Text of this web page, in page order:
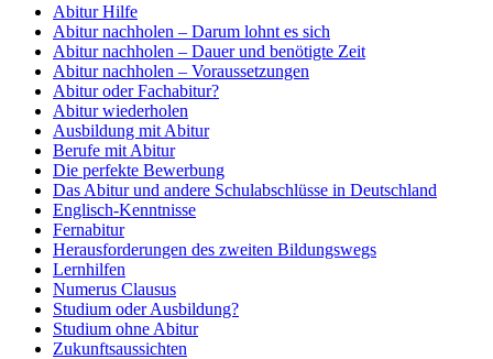
Abitur Hilfe
Abitur nachholen – Darum lohnt es sich
Abitur nachholen – Dauer und benötigte Zeit
Abitur nachholen – Voraussetzungen
Abitur oder Fachabitur?
Abitur wiederholen
Ausbildung mit Abitur
Berufe mit Abitur
Die perfekte Bewerbung
Das Abitur und andere Schulabschlüsse in Deutschland
Englisch-Kenntnisse
Fernabitur
Herausforderungen des zweiten Bildungswegs
Lernhilfen
Numerus Clausus
Studium oder Ausbildung?
Studium ohne Abitur
Zukunftsaussichten